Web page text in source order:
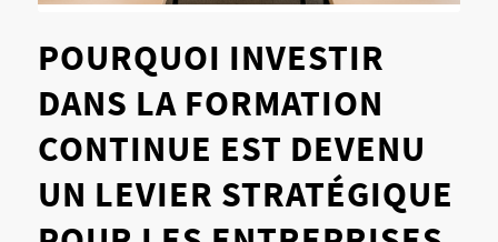
POURQUOI INVESTIR
DANS LA FORMATION
CONTINUE EST DEVENU
UN LEVIER STRATÉGIQUE